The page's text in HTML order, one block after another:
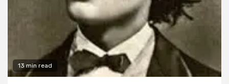
13 min read